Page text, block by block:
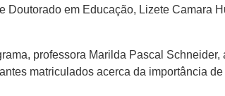
Doutorado em Educação, Lizete Camara
professora Marilda Pascal
matriculados acerca da importância